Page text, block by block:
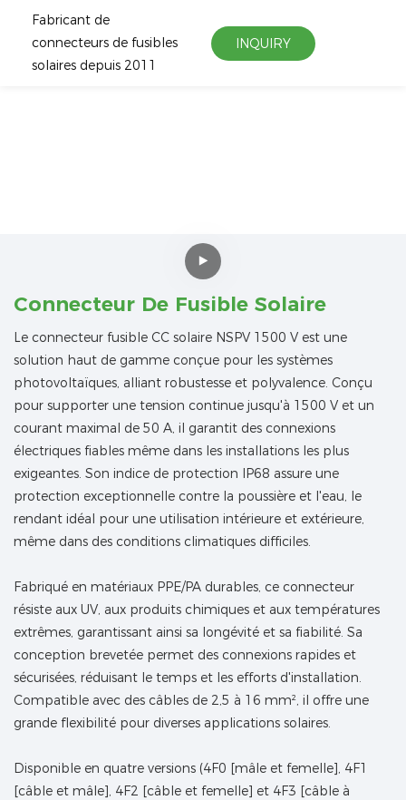
Fabricant de
connecteurs de fusibles
solaires depuis 2011
INQUIRY
Connecteur De Fusible Solaire
Le connecteur fusible CC solaire NSPV 1500 V est une
solution haut de gamme conçue pour les systèmes
photovoltaïques, alliant robustesse et polyvalence. Conçu
pour supporter une tension continue jusqu'à 1500 V et un
courant maximal de 50 A, il garantit des connexions
électriques fiables même dans les installations les plus
exigeantes. Son indice de protection IP68 assure une
protection exceptionnelle contre la poussière et l'eau, le
rendant idéal pour une utilisation intérieure et extérieure,
même dans des conditions climatiques difficiles.
Fabriqué en matériaux PPE/PA durables, ce connecteur
résiste aux UV, aux produits chimiques et aux températures
extrêmes, garantissant ainsi sa longévité et sa fiabilité. Sa
conception brevetée permet des connexions rapides et
sécurisées, réduisant le temps et les efforts d'installation.
Compatible avec des câbles de 2,5 à 16 mm², il offre une
grande flexibilité pour diverses applications solaires.
Disponible en quatre versions (4F0 [mâle et femelle], 4F1
[câble et mâle], 4F2 [câble et femelle] et 4F3 [câble à